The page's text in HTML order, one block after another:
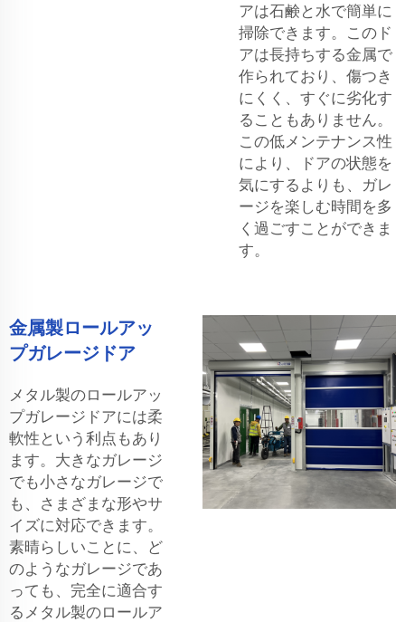
アは石鹸と水で簡単に
掃除できます。このド
アは長持ちする金属で
作られており、傷つき
にくく、すぐに劣化す
ることもありません。
この低メンテナンス性
により、ドアの状態を
気にするよりも、ガレ
ージを楽しむ時間を多
く過ごすことができま
す。
金属製ロールアッ
プガレージドア
メタル製のロールアッ
プガレージドアには柔
軟性という利点もあり
ます。大きなガレージ
でも小さなガレージで
も、さまざまな形やサ
イズに対応できます。
素晴らしいことに、ど
のようなガレージであ
っても、完全に適合す
るメタル製のロールア